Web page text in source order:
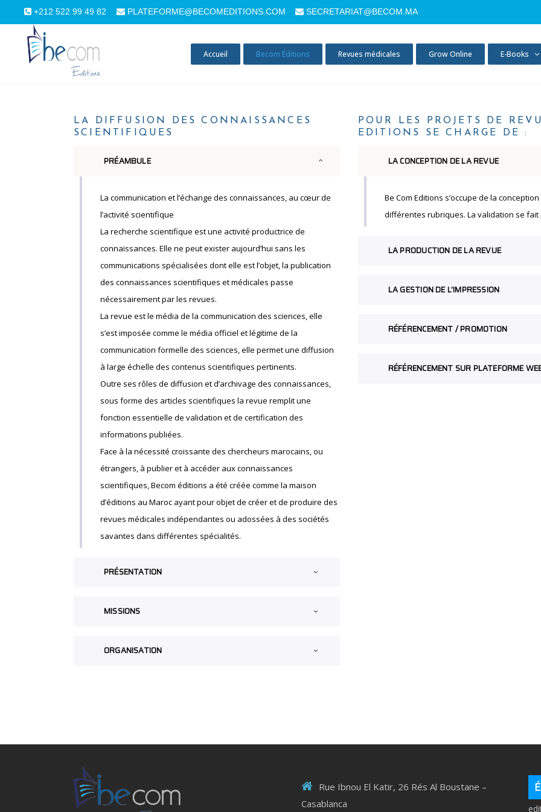
+212 522 99 49 82 PLATEFORME@BECOMEDITIONS.COM SECRETARIAT@BECOM.MA
Accueil Becom Éditions Revues médicales Grow Online E-Books
LA DIFFUSION DES CONNAISSANCES
SCIENTIFIQUES
PRÉAMBULE
La communication et l’échange des connaissances, au cœur de
l’activité scientifique
La recherche scientifique est une activité productrice de
connaissances. Elle ne peut exister aujourd’hui sans les
communications spécialisées dont elle est l’objet, la publication
des connaissances scientifiques et médicales passe
nécessairement par les revues.
La revue est le média de la communication des sciences, elle
s’est imposée comme le média officiel et légitime de la
communication formelle des sciences, elle permet une diffusion
à large échelle des contenus scientifiques pertinents.
Outre ses rôles de diffusion et d’archivage des connaissances,
sous forme des articles scientifiques la revue remplit une
fonction essentielle de validation et de certification des
informations publiées.
Face à la nécessité croissante des chercheurs marocains, ou
étrangers, à publier et à accéder aux connaissances
scientifiques, Becom éditions a été créée comme la maison
d’éditions au Maroc ayant pour objet de créer et de produire des
revues médicales indépendantes ou adossées à des sociétés
savantes dans différentes spécialités.
PRÉSENTATION
MISSIONS
ORGANISATION
POUR LES PROJETS DE
EDITIONS SE CHARGE DE :
LA CONCEPTION DE LA REVUE
Be Com Editions s’occupe de la
différentes rubriques. La validation se
LA PRODUCTION DE LA REVUE
LA GESTION DE L’IMPRESSION
RÉFÉRENCEMENT / PROMOTION
RÉFÉRENCEMENT SUR PLATEFORME
Rue Ibnou El Katir, 26 Rés Al Boustane –
Casablanca